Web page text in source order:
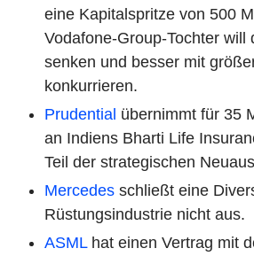
eine Kapitalspritze von 500
Vodafone-Group-Tochter will
senken und besser mit
konkurrieren.
Prudential übernimmt für 35
an Indiens Bharti Life
Teil der strategischen
Mercedes schließt eine
Rüstungsindustrie nicht aus.
ASMLhat einen Vertrag mit